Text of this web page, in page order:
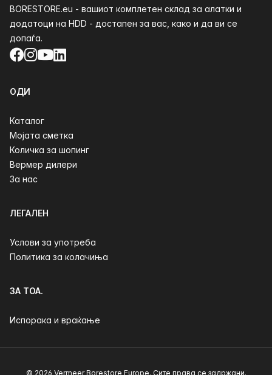
BORESTORE.eu - вашиот комплетен склад за алатки и
додатоци на HDD - достапен за вас, како и да ви се
допаѓа.
Facebook
Instagram
YouTube
LinkedIn
ОДИ
Каталог
Мојата сметка
Количка за шопинг
Вермер дилери
За нас
ЛЕГАЛЕН
Услови за употреба
Политика за колачиња
ЗА ТОА.
Испорака и враќање
© 2026 Vermeer Borestore Europe. Сите права се задржани.